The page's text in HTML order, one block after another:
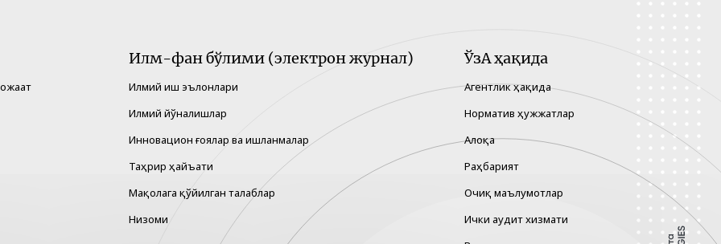
Илм-фан бўлими (электрон журнал)
Илмий иш эълонлари
Илмий йўналишлар
Инновацион ғоялар ва ишланмалар
Таҳрир ҳайъати
Мақолага қўйилган талаблар
Низоми
ЎзА ҳақида
Агентлик ҳақида
Норматив ҳужжатлар
Алоқа
Раҳбарият
Очиқ маълумотлар
Ички аудит хизмати